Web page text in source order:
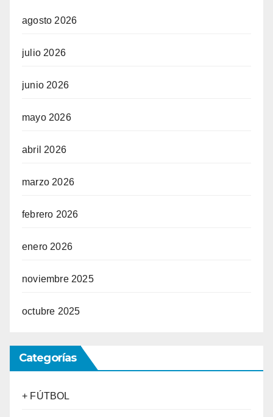
agosto 2026
julio 2026
junio 2026
mayo 2026
abril 2026
marzo 2026
febrero 2026
enero 2026
noviembre 2025
octubre 2025
Categorías
+ FÚTBOL